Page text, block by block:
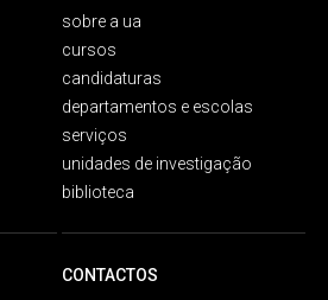
sobre a ua
cursos
candidaturas
departamentos e escolas
serviços
unidades de investigação
biblioteca
CONTACTOS